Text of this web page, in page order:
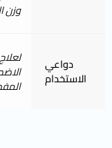
وزن
دواعي
الاستخدام